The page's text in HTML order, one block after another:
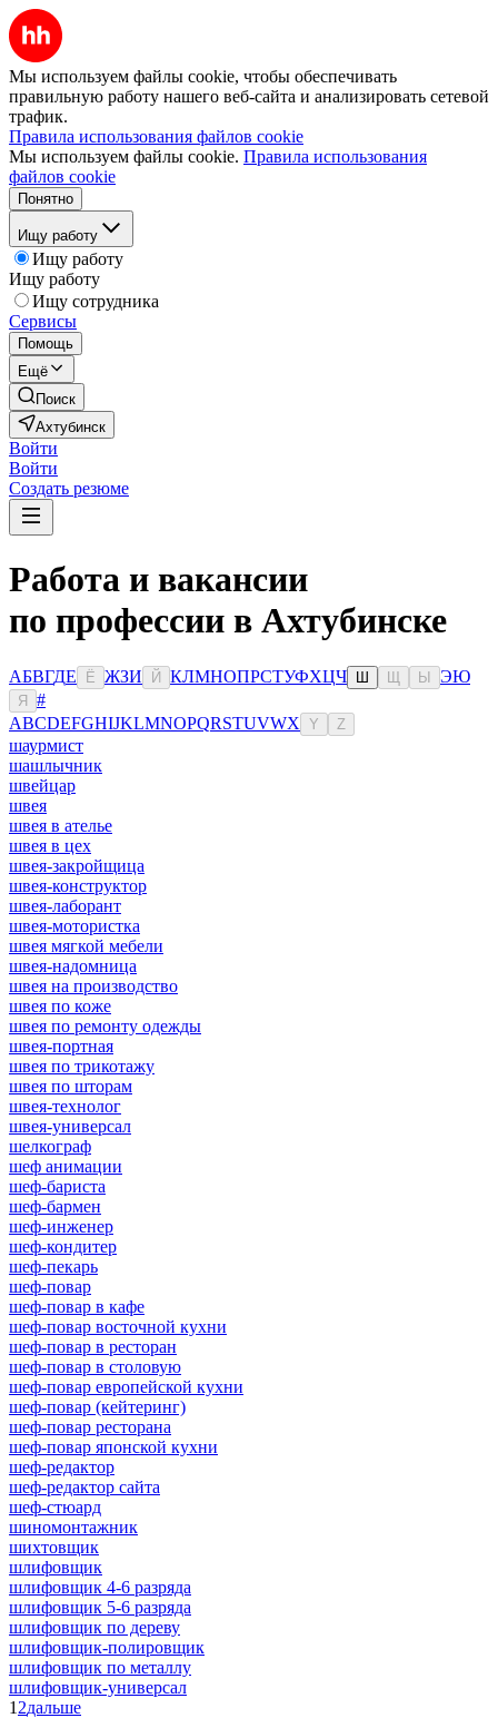
Мы используем файлы cookie, чтобы обеспечивать
правильную работу нашего веб-сайта и анализировать сетевой
трафик.
Правила использования файлов cookie
Мы используем файлы cookie. Правила использования
файлов cookie
Понятно
Ищу работу
Ищу работу
Ищу работу
Ищу сотрудника
Сервисы
Помощь
Ещё
Поиск
Ахтубинск
Войти
Войти
Создать резюме
Работа и вакансии
по профессии в Ахтубинске
АБВГДЕ Ё ЖЗИ Й КЛМНОПРСТУФХЦЧ Ы ЭЮ
Я
#
ABCDEFGHIJKLMNOPQRSTUVWX Y Z
шаурмист
шашлычник
швейцар
швея
швея в ателье
швея в цех
швея-закройщица
швея-конструктор
швея-лаборант
швея-мотористка
швея мягкой мебели
швея-надомница
швея на производство
швея по коже
швея по ремонту одежды
швея-портная
швея по трикотажу
швея по шторам
швея-технолог
швея-универсал
шелкограф
шеф анимации
шеф-бариста
шеф-бармен
шеф-инженер
шеф-кондитер
шеф-пекарь
шеф-повар
шеф-повар в кафе
шеф-повар восточной кухни
шеф-повар в ресторан
шеф-повар в столовую
шеф-повар европейской кухни
шеф-повар (кейтеринг)
шеф-повар ресторана
шеф-повар японской кухни
шеф-редактор
шеф-редактор сайта
шеф-стюард
шиномонтажник
шихтовщик
шлифовщик
шлифовщик 4-6 разряда
шлифовщик 5-6 разряда
шлифовщик по дереву
шлифовщик-полировщик
шлифовщик по металлу
шлифовщик-универсал
1 2дальше